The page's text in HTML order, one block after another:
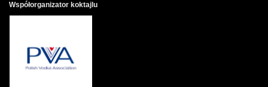
Współorganizator koktajlu